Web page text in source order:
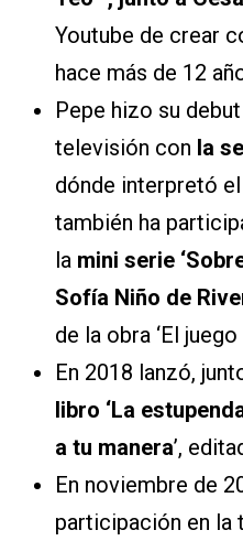
Youtube de crear
hace más de 12
Pepe hizo su
televisión con la
dónde interpretó
también ha
la mini serie
Sofía Niño de
de la obra ‘El juego
En 2018 lanzó,
libro ‘La
a tu manera’,
En noviembre de
participación en la